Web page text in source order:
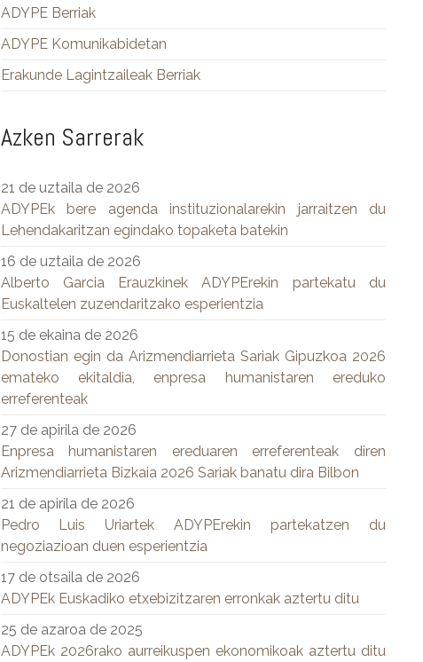
ADYPE Berriak
ADYPE Komunikabidetan
Erakunde Lagintzaileak Berriak
Azken Sarrerak
21 de uztaila de 2026
ADYPEk bere agenda instituzionalarekin jarraitzen du
Lehendakaritzan egindako topaketa batekin
16 de uztaila de 2026
Alberto Garcia Erauzkinek ADYPErekin partekatu du
Euskaltelen zuzendaritzako esperientzia
15 de ekaina de 2026
Donostian egin da Arizmendiarrieta Sariak Gipuzkoa 2026
emateko ekitaldia, enpresa humanistaren ereduko
erreferenteak
27 de apirila de 2026
Enpresa humanistaren ereduaren erreferenteak diren
Arizmendiarrieta Bizkaia 2026 Sariak banatu dira Bilbon
21 de apirila de 2026
Pedro Luis Uriartek ADYPErekin partekatzen du
negoziazioan duen esperientzia
17 de otsaila de 2026
ADYPEk Euskadiko etxebizitzaren erronkak aztertu ditu
25 de azaroa de 2025
ADYPEk 2026rako aurreikuspen ekonomikoak aztertu ditu